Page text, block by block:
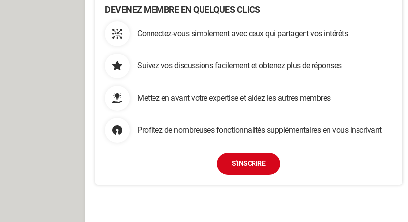
DEVENEZ MEMBRE EN QUELQUES CLICS
Connectez-vous simplement avec ceux qui partagent vos intérêts
Suivez vos discussions facilement et obtenez plus de réponses
Mettez en avant votre expertise et aidez les autres membres
Profitez de nombreuses fonctionnalités supplémentaires en vous inscrivant
S'INSCRIRE